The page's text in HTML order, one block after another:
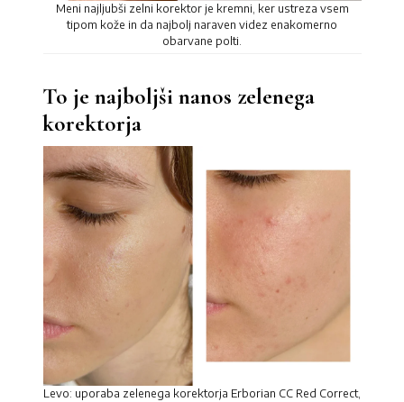
Meni najljubši zelni korektor je kremni, ker ustreza vsem
tipom kože in da najbolj naraven videz enakomerno
obarvane polti.
To je najboljši nanos zelenega
korektorja
Levo: uporaba zelenega korektorja Erborian CC Red Correct,